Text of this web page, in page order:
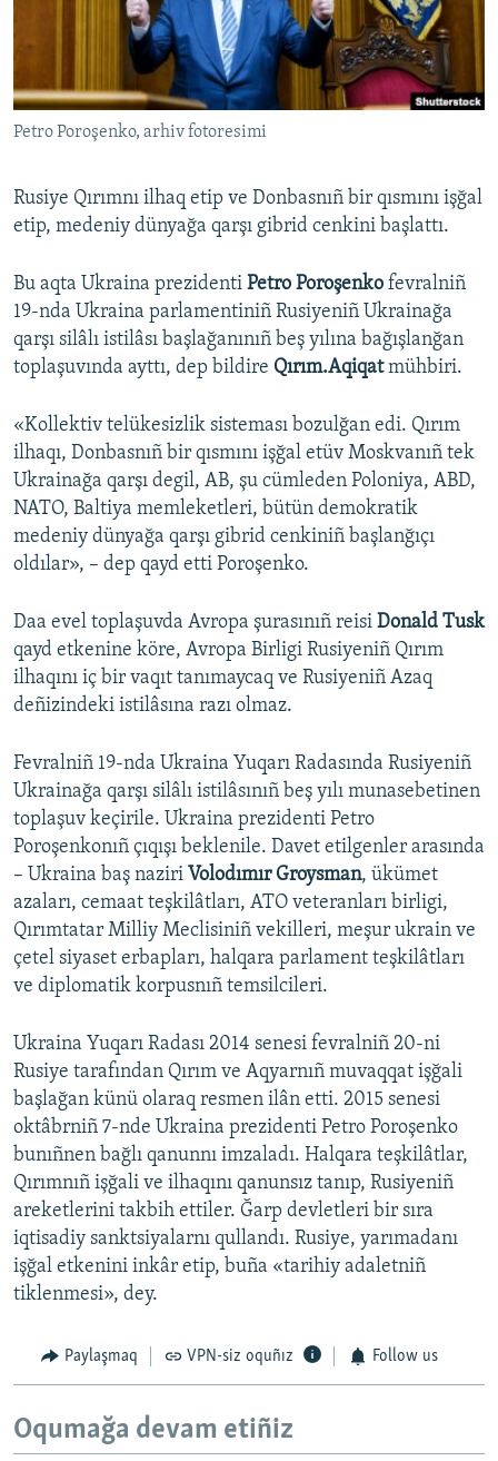
Русский
QOŞULIÑIZ!
RFE/RS bütün saytları
Petro Poroşenko, arhiv fotoresimi
Rusiye Qırımnı ilhaq etip ve Donbasnıñ bir qısmını işğal
etip, medeniy dünyağa qarşı gibrid cenkini başlattı.
Bu aqta Ukraina prezidenti Petro Poroşenko fevralniñ
19-nda Ukraina parlamentiniñ Rusiyeniñ Ukrainağa
qarşı silâlı istilâsı başlağanınıñ beş yılına bağışlanğan
toplaşuvında ayttı, dep bildire Qırım.Aqiqatmühbiri.
«Kollektiv telükesizlik sisteması bozulğan edi. Qırım
ilhaqı, Donbasnıñ bir qısmını işğal etüv Moskvanıñ tek
Ukrainağa qarşı degil, AB, şu cümleden Poloniya, ABD,
NATO, Baltiya memleketleri, bütün demokratik
medeniy dünyağa qarşı gibrid cenkiniñ başlanğıçı
oldılar», – dep qayd etti Poroşenko.
Daa evel toplaşuvda Avropa şurasınıñ reisi Donald Tusk
qayd etkenine köre, Avropa Birligi Rusiyeniñ Qırım
ilhaqını iç bir vaqıt tanımaycaq ve Rusiyeniñ Azaq
deñizindeki istilâsına razı olmaz.
Fevralniñ 19-nda Ukraina Yuqarı Radasında Rusiyeniñ
Ukrainağa qarşı silâlı istilâsınıñ beş yılı munasebetinen
toplaşuv keçirile. Ukraina prezidenti Petro
Poroşenkonıñ çıqışı beklenile. Davet etilgenler arasında
– Ukraina baş naziri Volodımır Groysman, ükümet
azaları, cemaat teşkilâtları, ATO veteranları birligi,
Qırımtatar Milliy Meclisiniñ vekilleri, meşur ukrain ve
çetel siyaset erbapları, halqara parlament teşkilâtları
ve diplomatik korpusnıñ temsilcileri.
Ukraina Yuqarı Radası 2014 senesi fevralniñ 20-ni
Rusiye tarafından Qırım ve Aqyarnıñ muvaqqat işğali
başlağan künü olaraq resmen ilân etti. 2015 senesi
oktâbrniñ 7-nde Ukraina prezidenti Petro Poroşenko
bunıñnen bağlı qanunnı imzaladı. Halqara teşkilâtlar,
Qırımnıñ işğali ve ilhaqını qanunsız tanıp, Rusiyeniñ
areketlerini takbih ettiler. Ğarp devletleri bir sıra
iqtisadiy sanktsiyalarnı qullandı. Rusiye, yarımadanı
işğal etkenini inkâr etip, buña «tarihiy adaletniñ
tiklenmesi», dey.
Paylaşmaq VPN-siz oquñız Follow us
Oqumağa devam etiñiz